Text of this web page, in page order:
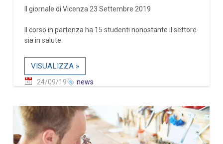
Il giornale di Vicenza 23 Settembre 2019
Il corso in partenza ha 15 studenti nonostante il settore
sia in salute
VISUALIZZA »
24/09/19 news